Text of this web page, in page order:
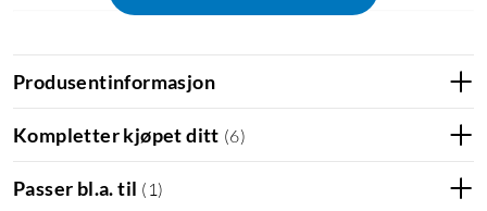
Nye brytere fra Logitech
De unike bryterne byr på samme opplevelse som tidligere
Romer G-brytere, men med bare halve høyden på tastene, slik
at tastaturets totale tykkelse bare blir 22 mm. Tastaturets
RGB-belysning kan tilpasses til hver tast. Med Lightsync-
teknologien kan du dessuten drive belysningen fra spill,
Produsentinformasjon
Kompletter kjøpet ditt (6)
Passer bl.a. til ( 1 )